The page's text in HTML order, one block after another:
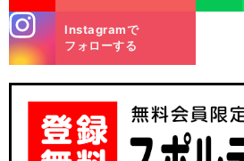
m
Instagramで
フォローする